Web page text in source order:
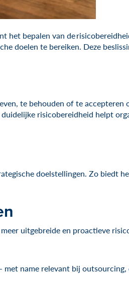
het bepalen van de
doelen te bereiken. Deze
te behouden of te accepteren
risicobereidheid helpt
doelstellingen. Zo biedt
uitgebreide en proactieve
name relevant bij